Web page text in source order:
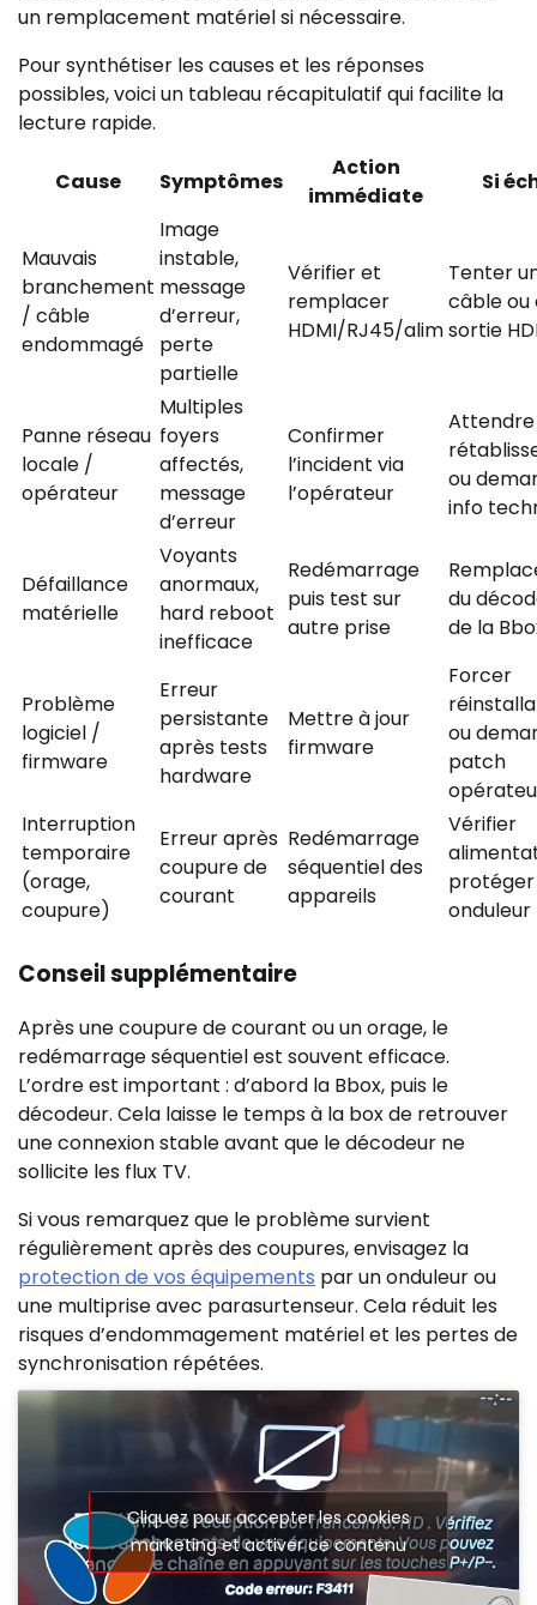
un remplacement matériel si nécessaire.
Pour synthétiser les causes et les réponses
possibles, voici un tableau récapitulatif qui facilite la
lecture rapide.
Cause Symptômes
Action
immédiate
Si
Mauvais
branchement
/ câble
endommagé
Image
instable,
message
d’erreur,
perte
partielle
Vérifier et
remplacer
HDMI/RJ45/alim
Tenter
câble ou
sortie
Panne réseau
locale /
opérateur
Multiples
foyers
affectés,
message
d’erreur
Confirmer
l’incident via
l’opérateur
Attendre
ou
info
Défaillance
matérielle
Voyants
anormaux,
hard reboot
inefficace
Redémarrage
puis test sur
autre prise
du
de la
Problème
logiciel /
firmware
Erreur
persistante
après tests
hardware
Mettre à jour
firmware
Forcer
ou
patch
Interruption
temporaire
(orage,
coupure)
Erreur après
coupure de
courant
Redémarrage
séquentiel des
appareils
Vérifier
onduleur
Conseil supplémentaire
Après une coupure de courant ou un orage, le
redémarrage séquentiel est souvent efficace.
L’ordre est important : d’abord la Bbox, puis le
décodeur. Cela laisse le temps à la box de retrouver
une connexion stable avant que le décodeur ne
sollicite les flux TV.
Si vous remarquez que le problème survient
régulièrement après des coupures, envisagez la
protection de vos équipements par un onduleur ou
une multiprise avec parasurtenseur. Cela réduit les
risques d’endommagement matériel et les pertes de
synchronisation répétées.
Cliquez pour accepter les cookies
marketing et activer ce contenu